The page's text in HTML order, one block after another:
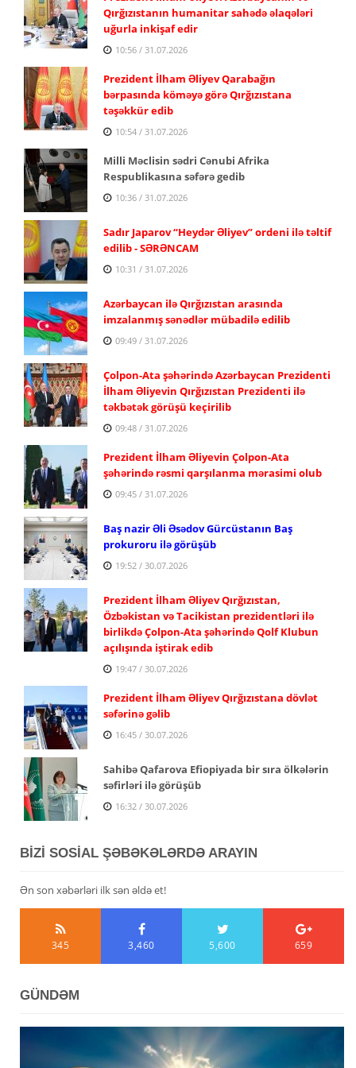
Qırğızıstanın humanitar sahədə əlaqələri
uğurla inkişaf edir
10:56 / 31.07.2026
Prezident İlham Əliyev Qarabağın
bərpasında köməyə görə Qırğızıstana
təşəkkür edib
10:54 / 31.07.2026
Milli Məclisin sədri Cənubi Afrika
Respublikasına səfərə gedib
10:36 / 31.07.2026
Sadır Japarov “Heydər Əliyev” ordeni ilə təltif
edilib - SƏRƏNCAM
10:31 / 31.07.2026
Azərbaycan ilə Qırğızıstan arasında
imzalanmış sənədlər mübadilə edilib
09:49 / 31.07.2026
Çolpon-Ata şəhərində Azərbaycan Prezidenti
İlham Əliyevin Qırğızıstan Prezidenti ilə
təkbətək görüşü keçirilib
09:48 / 31.07.2026
Prezident İlham Əliyevin Çolpon-Ata
şəhərində rəsmi qarşılanma mərasimi olub
09:45 / 31.07.2026
Baş nazir Əli Əsədov Gürcüstanın Baş
prokuroru ilə görüşüb
19:52 / 30.07.2026
Prezident İlham Əliyev Qırğızıstan,
Özbəkistan və Tacikistan prezidentləri ilə
birlikdə Çolpon-Ata şəhərində Qolf Klubun
açılışında iştirak edib
19:47 / 30.07.2026
Prezident İlham Əliyev Qırğızıstana dövlət
səfərinə gəlib
16:45 / 30.07.2026
Sahibə Qafarova Efiopiyada bir sıra ölkələrin
səfirləri ilə görüşüb
16:32 / 30.07.2026
BİZİ SOSİAL ŞƏBƏKƏLƏRDƏ ARAYIN
Ən son xəbərləri ilk sən əldə et!
345 3,460 5,600 659
GÜNDƏM